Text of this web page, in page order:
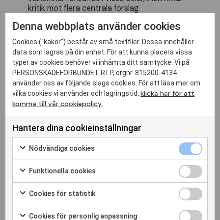
kritikmot flera centrala förslag.
Läs mer
Steget ut
Arvsfondsprojekt StegetutGemenskap
genom friluftsliv och samtalProjektet"Steget
ut "kommeratterbjuda
att stärka deltagarnassjälvförtroende
förebygga...
Läs mer
Denna webbplats använder cookies
Cookies ("kakor") består av små textfiler. Dessa innehåller
data som lagras på din enhet. För att kunna placera vissa
typer av cookies behöver vi inhämta ditt samtycke. Vi på
PERSONSKADEFÖRBUNDET RTP, orgnr. 815200-4134
använder oss av följande slags cookies. För att läsa mer om
vilka cookies vi använder och lagringstid,klicka här för att
komma till vår cookiepolicy.
Hantera dina cookieinställningar
Nödvändiga cookies
Funktionella cookies
Cookies för statistik
Cookies för personlig anpassning